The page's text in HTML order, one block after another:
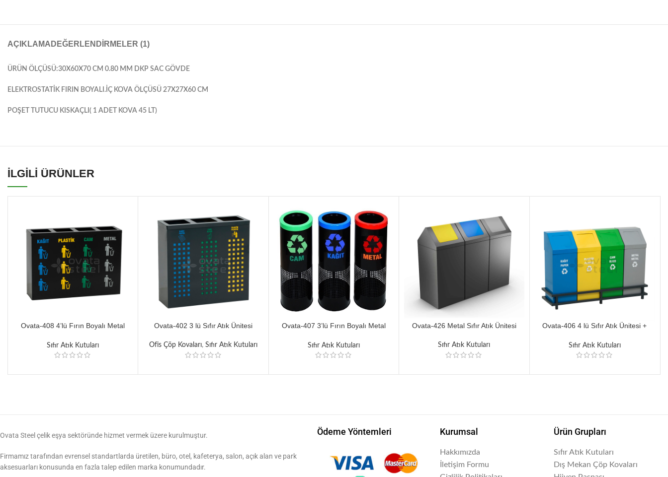
AÇIKLAMA DEĞERLENDIRMELER (1)
ÜRÜN ÖLÇÜSÜ:30X60X70 CM 0.80 MM DKP SAC GÖVDE
ELEKTROSTATİK FIRIN BOYALI.İÇ KOVA ÖLÇÜSÜ 27X27X60 CM
POŞET TUTUCU KISKAÇLI( 1 ADET KOVA 45 LT)
İLGİLİ ÜRÜNLER
Ovata-408 4’lü Fırın Boyalı Metal
Sıfır Atık Kutuları
Ovata-402 3 lü Sıfır Atık Ünitesi
Ofis Çöp Kovaları,Sıfır Atık Kutuları
Ovata-407 3’lü Fırın Boyalı Metal
Sıfır Atık Kutuları
Ovata-426 Metal Sıfır Atık Ünitesi
Sıfır Atık Kutuları
Ovata-406 4 lü Sıfır Atık Ünitesi +
Sıfır Atık Kutuları
Ovata Steel çelik eşya sektöründe hizmet vermek üzere kurulmuştur.
Firmamız tarafından evrensel standartlarda üretilen, büro, otel, kafeterya, salon, açık alan ve park
aksesuarları konusunda en fazla talep edilen marka konumundadır.
Ödeme Yöntemleri Kurumsal
Hakkımızda
İletişim Formu
Ürün Grupları
Sıfır Atık Kutuları
Dış Mekan Çöp Kovaları